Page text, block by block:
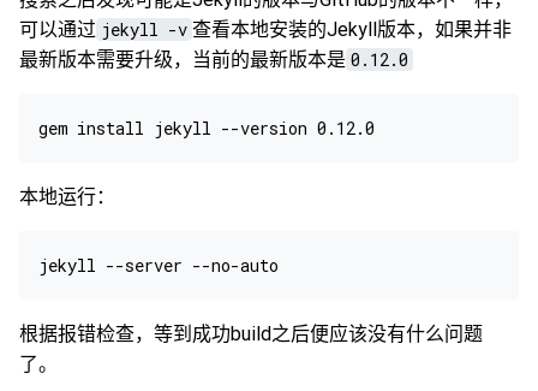
可以通过 jekyll -v 查看本地安装的Jekyll版本，如果并非
最新版本需要升级，当前的最新版本是 0.12.0
本地运行：
根据报错检查，等到成功build之后便应该没有什么问题
了。